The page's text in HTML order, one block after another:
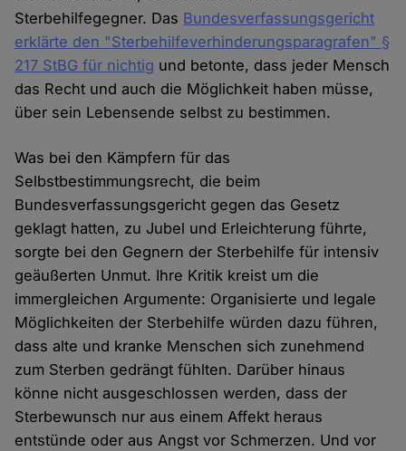
Sterbehilfegegner. Das Bundesverfassungsgericht
erklärte den "Sterbehilfeverhinderungsparagrafen" §
217 StBG für nichtig und betonte, dass jeder Mensch
das Recht und auch die Möglichkeit haben müsse,
über sein Lebensende selbst zu bestimmen.
Was bei den Kämpfern für das
Selbstbestimmungsrecht, die beim
Bundesverfassungsgericht gegen das Gesetz
geklagt hatten, zu Jubel und Erleichterung führte,
sorgte bei den Gegnern der Sterbehilfe für intensiv
geäußerten Unmut. Ihre Kritik kreist um die
immergleichen Argumente: Organisierte und legale
Möglichkeiten der Sterbehilfe würden dazu führen,
dass alte und kranke Menschen sich zunehmend
zum Sterben gedrängt fühlten. Darüber hinaus
könne nicht ausgeschlossen werden, dass der
Sterbewunsch nur aus einem Affekt heraus
entstünde oder aus Angst vor Schmerzen. Und vor